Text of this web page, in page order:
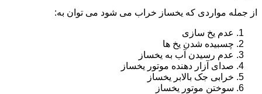
از جمله مواردی که یخساز خراب می شود می توان به:
عدم یخ سازی
چسبیده شدن یخ ها
عدم رسیدن آب به یخساز
صدای آزار دهنده موتور یخساز
خرابی جک بالابر یخساز
سوختن موتور یخساز